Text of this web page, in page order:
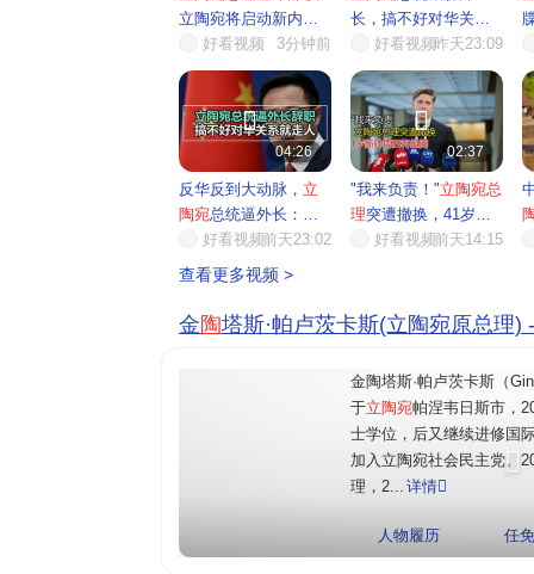
立陶宛将启动新内阁
组建...好看视频 3分钟前
长，搞不好对华关系
辞职，...
好看视频昨天23:09

04:26
反华反到大动脉， 立
陶宛总统逼外长：搞
不好对...
好看视频前天23:02

02:37
"我来负责！"立陶宛总
理突遭撤换，41岁新
帅...好看视频前天14:15
查看更多视频 >
金 陶塔斯·帕卢茨卡斯(立陶宛原总理)
金陶塔斯·帕卢茨卡斯（
于立陶宛帕涅韦日斯市，
士学位，后又继续进修国
加入立陶宛社会民主党。
理，2... 详情
人物履历 任